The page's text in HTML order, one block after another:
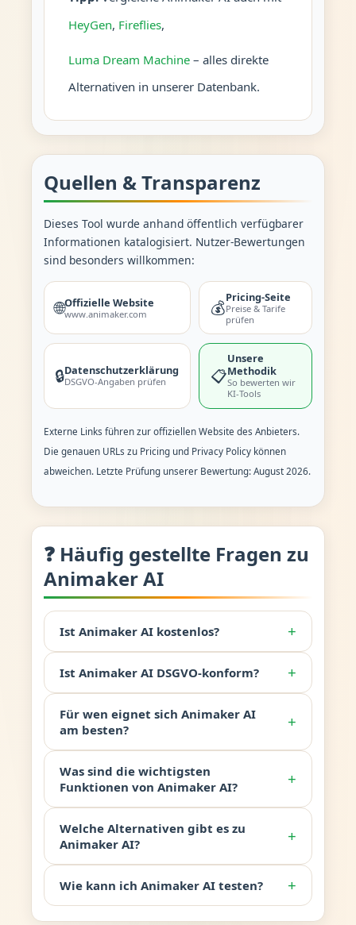
HeyGen, Fireflies,
Luma Dream Machine– alles direkte
Alternativen in unserer Datenbank.
Quellen & Transparenz
Dieses Tool wurde anhand öffentlich verfügbarer
Informationen katalogisiert. Nutzer-Bewertungen
sind besonders willkommen:
🌐Offizielle Website
www.animaker.com 💰
Pricing-Seite
Preise & Tarife
prüfen
🔒Datenschutzerklärung
DSGVO-Angaben prüfen 📋
Unsere
Methodik
So bewerten wir
KI-Tools
Externe Links führen zur offiziellen Website des Anbieters.
Die genauen URLs zu Pricing und Privacy Policy können
abweichen. Letzte Prüfung unserer Bewertung: August 2026.
❓ Häufig gestellte Fragen zu
Animaker AI
Ist Animaker AI kostenlos? +
Ist Animaker AI DSGVO-konform? +
Für wen eignet sich Animaker AI
am besten?
+
Was sind die wichtigsten
Funktionen von Animaker AI?
+
Welche Alternativen gibt es zu
Animaker AI?
+
Wie kann ich Animaker AI testen? +